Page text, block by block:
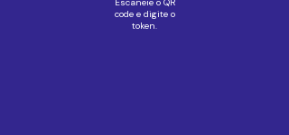
code e digite o
token.